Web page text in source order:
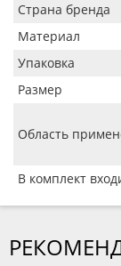
Страна бренда
Материал
Упаковка
Размер
Область
В комплект